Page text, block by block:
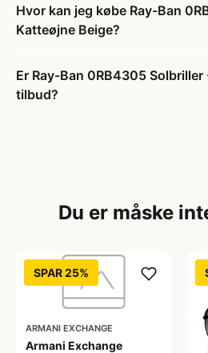
Hvor kan jeg købe Ray-Ban
Katteøjne Beige?
Er Ray-Ban 0RB4305
tilbud?
Du er måske
SPAR 25%
ARMANI EXCHANGE
Armani Exchange